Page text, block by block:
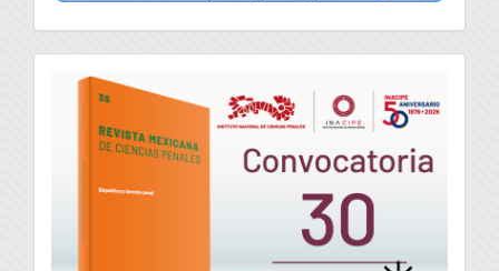
convocatoria